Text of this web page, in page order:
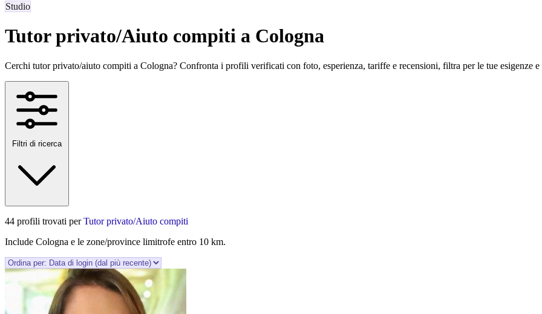
Studio
Tutor privato/Aiuto compiti a Cologna
Cerchi tutor privato/aiuto compiti a Cologna? Confronta i profili verificati con foto, esperienza, tariffe e recensioni, filtra per le tue esigenze e
Filtri di ricerca
44 profili trovati perTutor privato/Aiuto compiti
Include Cologna e le zone/province limitrofe entro 10 km.